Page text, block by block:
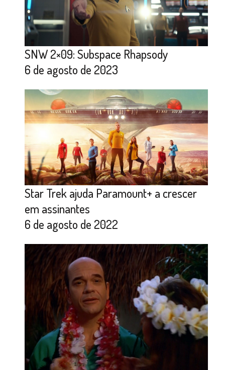
SNW 2×09: Subspace Rhapsody
6 de agosto de 2023
Star Trek ajuda Paramount+ a crescer
em assinantes
6 de agosto de 2022